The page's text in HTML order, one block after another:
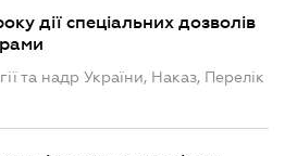
дії спеціальних дозволів
та надр України, Наказ, Перелік